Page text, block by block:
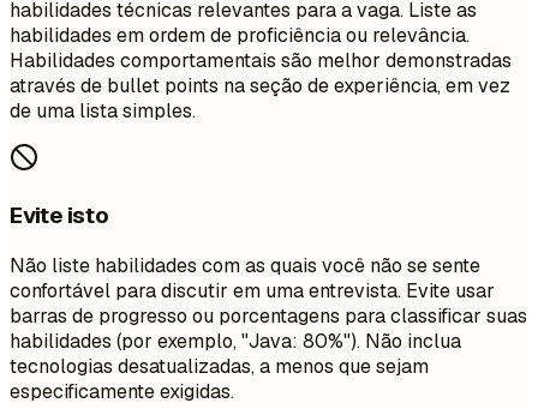
habilidades técnicas relevantes para a vaga. Liste as
habilidades em ordem de proficiência ou relevância.
Habilidades comportamentais são melhor demonstradas
através de bullet points na seção de experiência, em vez
de uma lista simples.
Evite isto
Não liste habilidades com as quais você não se sente
confortável para discutir em uma entrevista. Evite usar
barras de progresso ou porcentagens para classificar suas
habilidades (por exemplo, "Java: 80%"). Não inclua
tecnologias desatualizadas, a menos que sejam
especificamente exigidas.